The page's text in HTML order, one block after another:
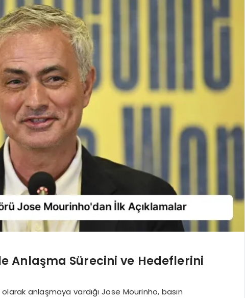
Anlaşma Sürecini ve Hedeflerini
anlaşmaya vardığı Jose Mourinho, basın